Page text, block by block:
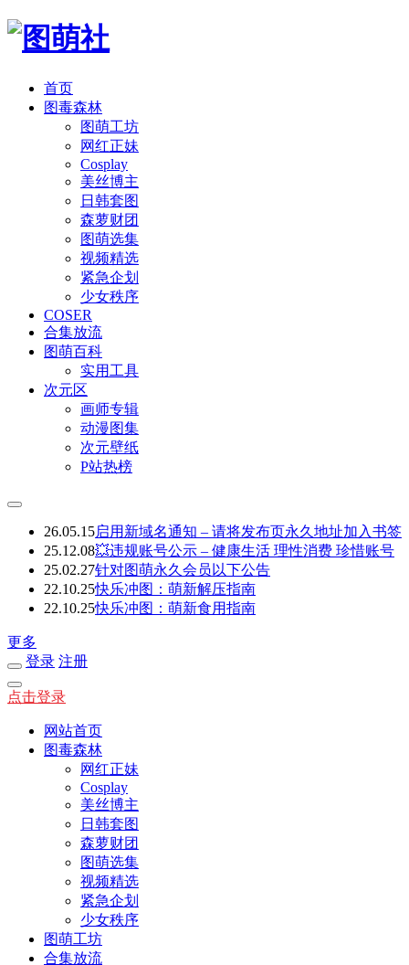
首页
图毒森林
图萌工坊
网红正妹
Cosplay
美丝博主
日韩套图
森萝财团
图萌选集
视频精选
紧急企划
少女秩序
COSER
合集放流
图萌百科
实用工具
次元区
画师专辑
动漫图集
次元壁纸
P站热榜
26.05.15启用新域名通知 – 请将发布页永久地址加入书签
25.12.08💥违规账号公示 – 健康生活 理性消费 珍惜账号
25.02.27针对图萌永久会员以下公告
22.10.25快乐冲图：萌新解压指南
22.10.25快乐冲图：萌新食用指南
更多
登录 注册
点击登录
网站首页
图毒森林
网红正妹
Cosplay
美丝博主
日韩套图
森萝财团
图萌选集
视频精选
紧急企划
少女秩序
图萌工坊
合集放流